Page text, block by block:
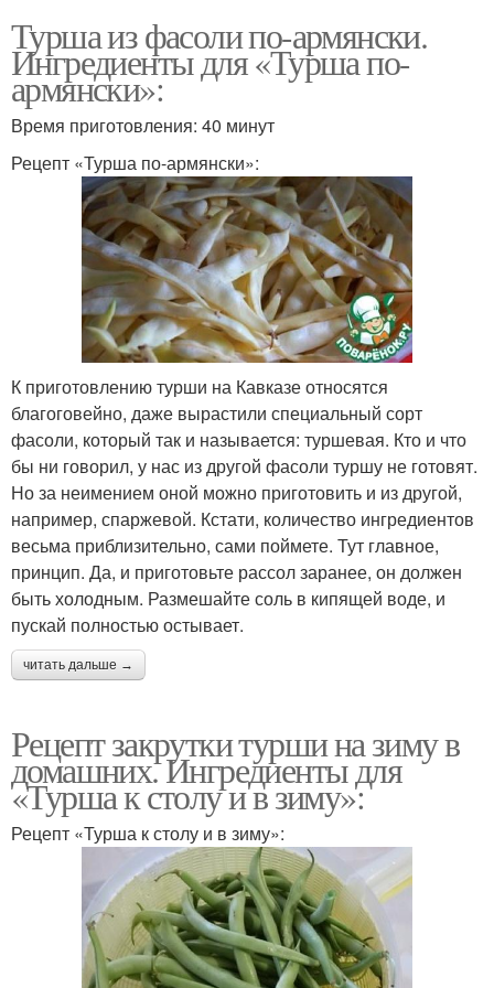
Турша из фасоли по-армянски.
Ингредиенты для «Турша по-
армянски»:
Время приготовления: 40 минут
Рецепт «Турша по-армянски»:
К приготовлению турши на Кавказе относятся
благоговейно, даже вырастили специальный сорт
фасоли, который так и называется: туршевая. Кто и что
бы ни говорил, у нас из другой фасоли туршу не готовят.
Но за неимением оной можно приготовить и из другой,
например, спаржевой. Кстати, количество ингредиентов
весьма приблизительно, сами поймете. Тут главное,
принцип. Да, и приготовьте рассол заранее, он должен
быть холодным. Размешайте соль в кипящей воде, и
пускай полностью остывает.
читать дальше →
Рецепт закрутки турши на зиму в
домашних. Ингредиенты для
«Турша к столу и в зиму»:
Рецепт «Турша к столу и в зиму»: